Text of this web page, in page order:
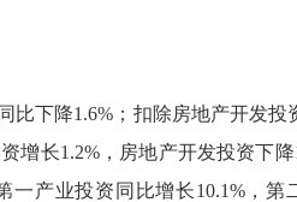
比下降1.6% ；扣除房地产开发
增长1.2%，房地产开发投资下降
一产业投资同比增长10.1%，第